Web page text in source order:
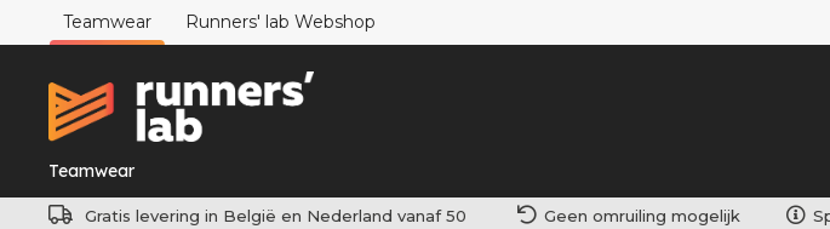
Teamwear Runners' lab Webshop
Teamwear
Gratis levering in België en Nederland vanaf 50 Geen omruiling mogelijk